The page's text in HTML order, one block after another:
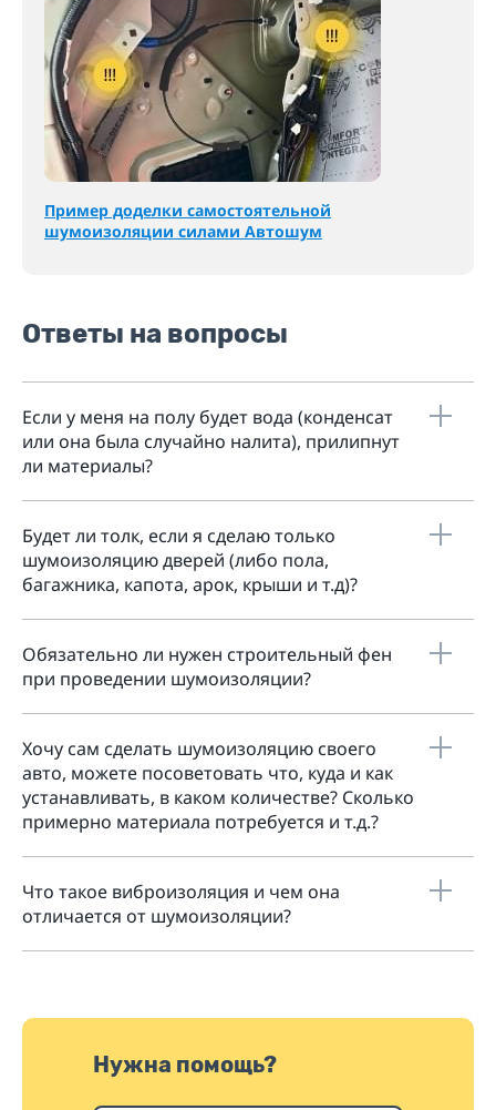
Пример доделки самостоятельной
шумоизоляции силами Автошум
Ответы на вопросы
Если у меня на полу будет вода (конденсат
или она была случайно налита), прилипнут
ли материалы?
Будет ли толк, если я сделаю только
шумоизоляцию дверей (либо пола,
багажника, капота, арок, крыши и т.д)?
Обязательно ли нужен строительный фен
при проведении шумоизоляции?
Хочу сам сделать шумоизоляцию своего
авто, можете посоветовать что, куда и как
устанавливать, в каком количестве? Сколько
примерно материала потребуется и т.д.?
Что такое виброизоляция и чем она
отличается от шумоизоляции?
Нужна помощь?